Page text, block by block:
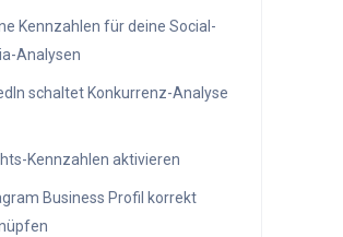
Kennzahlen für deine Social-
Analysen
schaltet Konkurrenz-Analyse
Kennzahlen aktivieren
Business Profil korrekt